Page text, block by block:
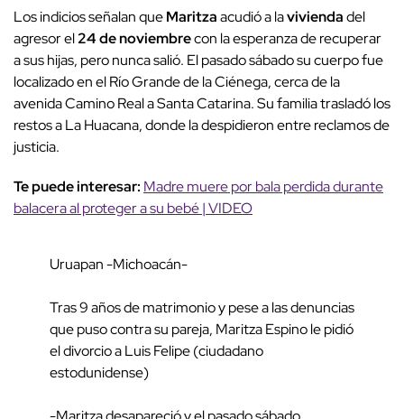
Los indicios señalan queMaritzaacudió a laviviendadel
agresor el24 de noviembrecon la esperanza de recuperar
a sus hijas, pero nunca salió. El pasado sábado su cuerpo fue
localizado en el Río Grande de la Ciénega, cerca de la
avenida Camino Real a Santa Catarina. Su familia trasladó los
restos a La Huacana, donde la despidieron entre reclamos de
justicia.
Te puede interesar: Madre muere por bala perdida durante
balacera al proteger a su bebé | VIDEO
Uruapan -Michoacán-
Tras 9 años de matrimonio y pese a las denuncias
que puso contra su pareja, Maritza Espino le pidió
el divorcio a Luis Felipe (ciudadano
estodunidense)